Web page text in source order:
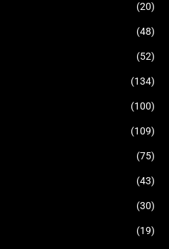
(20)
(48)
(52)
(134)
(100)
(109)
(75)
(43)
(30)
(19)